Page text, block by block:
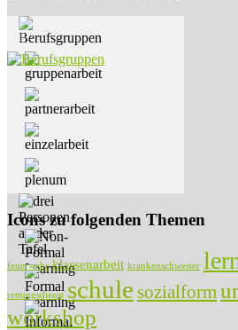
Icons zu folgenden Themen
feuerwehr klassenarbeit krankenschwester
rettungsdienst schule sozialform
workshop